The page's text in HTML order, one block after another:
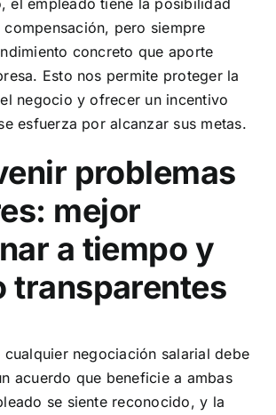
el empleado tiene la posibilidad
pero siempre
concreto que aporte
Esto nos permite proteger la
negocio y ofrecer un incentivo
esfuerza por alcanzar sus metas.
problemas
mejor
a tiempo y
transparentes
negociación salarial debe
acuerdo que beneficie a ambas
se siente reconocido, y la